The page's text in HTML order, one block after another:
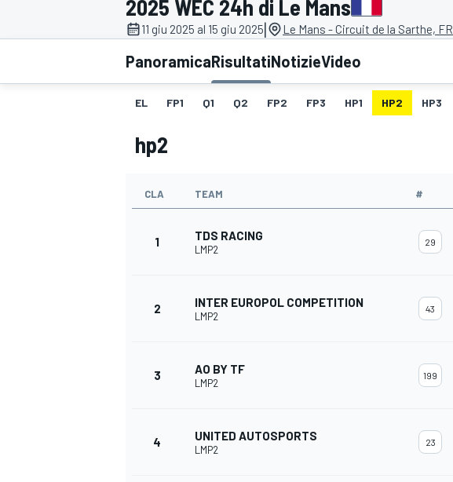
MOTOGP WEC
WRC
2025 WEC 24h di Le Mans
11 giu 2025 al 15 giu 2025| Le Mans - Circuit de la Sarthe, FR
PanoramicaRisultatiNotizieVideo
EL FP1 Q1 Q2 FP2 FP3 HP1 HP2 HP3
hp2
CLA TEAM #
1 TDS RACING
LMP2
29
2 INTER EUROPOL COMPETITION
LMP2
43
3 AO BY TF
LMP2
199
4 UNITED AUTOSPORTS
LMP2
23